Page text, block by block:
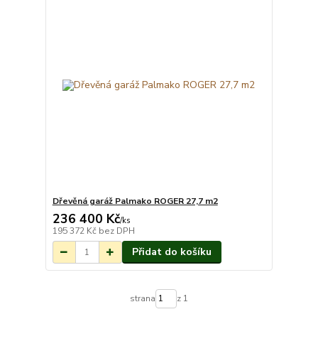
Dřevěná garáž Palmako ROGER 27,7 m2
236 400 Kč/ks
195 372 Kč bez DPH
Přidat do košíku
strana z 1